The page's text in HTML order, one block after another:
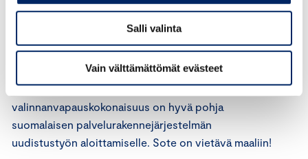
Salli valinta
Vain välttämättömät evästeet
pakottamana. Kokonaisuus ei olisi kenenkään
hallittavissa.
Nyt eduskunnan käsittelyssä oleva sote- ja
valinnanvapauskokonaisuus on hyvä pohja
suomalaisen palvelurakennejärjestelmän
uudistustyön aloittamiselle. Sote on vietävä maaliin!